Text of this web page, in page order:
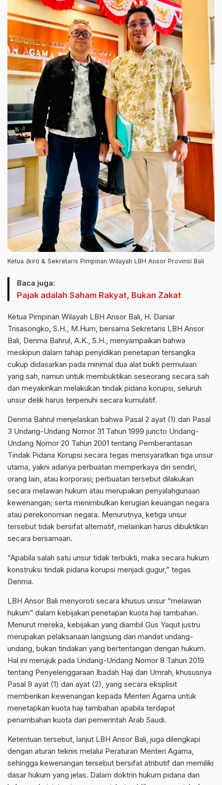
Ketua (kiri) & Sekretaris Pimpinan Wilayah LBH Ansor Provinsi Bali
Baca juga:
Pajak adalah Saham Rakyat, Bukan Zakat
Ketua Pimpinan Wilayah LBH Ansor Bali, H. Daniar
Trisasongko, S.H., M.Hum, bersama Sekretaris LBH Ansor
Bali, Denma Bahrul, A.K., S.H., menyampaikan bahwa
meskipun dalam tahap penyidikan penetapan tersangka
cukup didasarkan pada minimal dua alat bukti permulaan
yang sah, namun untuk membuktikan seseorang secara sah
dan meyakinkan melakukan tindak pidana korupsi, seluruh
unsur delik harus terpenuhi secara kumulatif.
Denma Bahrul menjelaskan bahwa Pasal 2 ayat (1) dan Pasal
3 Undang-Undang Nomor 31 Tahun 1999 juncto Undang-
Undang Nomor 20 Tahun 2001 tentang Pemberantasan
Tindak Pidana Korupsi secara tegas mensyaratkan tiga unsur
utama, yakni adanya perbuatan memperkaya diri sendiri,
orang lain, atau korporasi; perbuatan tersebut dilakukan
secara melawan hukum atau merupakan penyalahgunaan
kewenangan; serta menimbulkan kerugian keuangan negara
atau perekonomian negara. Menurutnya, ketiga unsur
tersebut tidak bersifat alternatif, melainkan harus dibuktikan
secara bersamaan.
“Apabila salah satu unsur tidak terbukti, maka secara hukum
konstruksi tindak pidana korupsi menjadi gugur,” tegas
Denma.
LBH Ansor Bali menyoroti secara khusus unsur “melawan
hukum” dalam kebijakan penetapan kuota haji tambahan.
Menurut mereka, kebijakan yang diambil Gus Yaqut justru
merupakan pelaksanaan langsung dari mandat undang-
undang, bukan tindakan yang bertentangan dengan hukum.
Hal ini merujuk pada Undang-Undang Nomor 8 Tahun 2019
tentang Penyelenggaraan Ibadah Haji dan Umrah, khususnya
Pasal 9 ayat (1) dan ayat (2), yang secara eksplisit
memberikan kewenangan kepada Menteri Agama untuk
menetapkan kuota haji tambahan apabila terdapat
penambahan kuota dari pemerintah Arab Saudi.
Ketentuan tersebut, lanjut LBH Ansor Bali, juga dilengkapi
dengan aturan teknis melalui Peraturan Menteri Agama,
sehingga kewenangan tersebut bersifat atributif dan memiliki
dasar hukum yang jelas. Dalam doktrin hukum pidana dan